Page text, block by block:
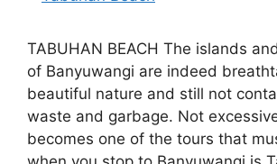
TABUHAN BEACH The islands
of Banyuwangi are indeed
beautiful nature and still not
waste and garbage. Not
becomes one of the tours that